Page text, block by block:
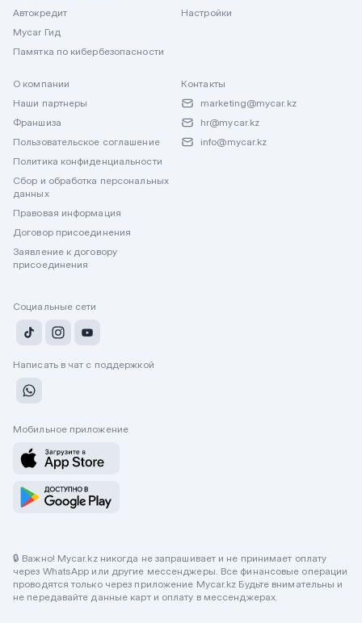
Автокредит
Mycar Гид
Памятка по кибербезопасности
Настройки
О компании
Наши партнеры
Франшиза
Пользовательское соглашение
Политика конфиденциальности
Сбор и обработка персональных
данных
Правовая информация
Договор присоединения
Заявление к договору
присоединения
Контакты
marketing@mycar.kz
hr@mycar.kz
info@mycar.kz
Социальные сети
Написать в чат с поддержкой
Мобильное приложение
🔒 Важно! Mycar.kz никогда не запрашивает и не принимает оплату
через WhatsApp или другие мессенджеры. Все финансовые операции
проводятся только через приложение Mycar.kz Будьте внимательны и
не передавайте данные карт и оплату в мессенджерах.